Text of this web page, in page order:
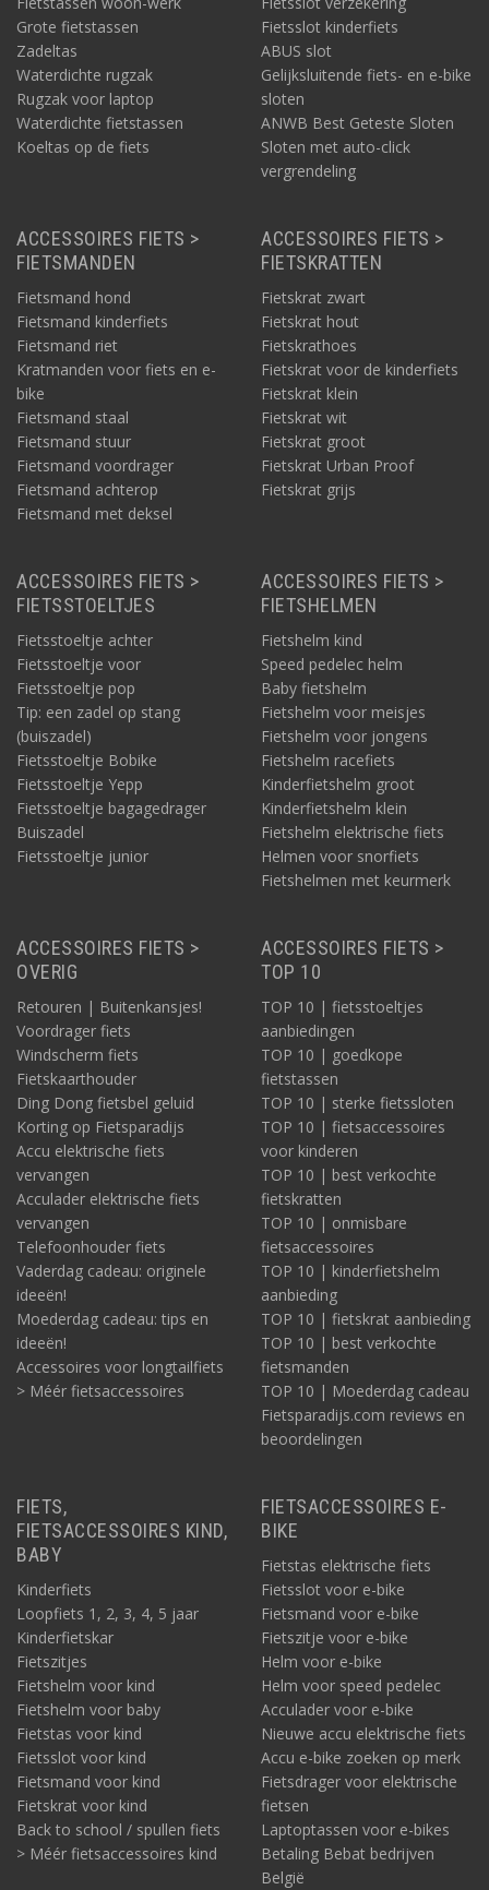
Grote fietstassen
Zadeltas
Waterdichte rugzak
Rugzak voor laptop
Waterdichte fietstassen
Koeltas op de fiets
Fietsslot kinderfiets
ABUS slot
Gelijksluitende fiets- en e-bike
sloten
ANWB Best Geteste Sloten
Sloten met auto-click
vergrendeling
ACCESSOIRES FIETS >
FIETSMANDEN
Fietsmand hond
Fietsmand kinderfiets
Fietsmand riet
Kratmanden voor fiets en e-
bike
Fietsmand staal
Fietsmand stuur
Fietsmand voordrager
Fietsmand achterop
Fietsmand met deksel
ACCESSOIRES FIETS >
FIETSKRATTEN
Fietskrat zwart
Fietskrat hout
Fietskrathoes
Fietskrat voor de kinderfiets
Fietskrat klein
Fietskrat wit
Fietskrat groot
Fietskrat Urban Proof
Fietskrat grijs
ACCESSOIRES FIETS >
FIETSSTOELTJES
Fietsstoeltje achter
Fietsstoeltje voor
Fietsstoeltje pop
Tip: een zadel op stang
(buiszadel)
Fietsstoeltje Bobike
Fietsstoeltje Yepp
Fietsstoeltje bagagedrager
Buiszadel
Fietsstoeltje junior
ACCESSOIRES FIETS >
FIETSHELMEN
Fietshelm kind
Speed pedelec helm
Baby fietshelm
Fietshelm voor meisjes
Fietshelm voor jongens
Fietshelm racefiets
Kinderfietshelm groot
Kinderfietshelm klein
Fietshelm elektrische fiets
Helmen voor snorfiets
Fietshelmen met keurmerk
ACCESSOIRES FIETS >
OVERIG
Retouren | Buitenkansjes!
Voordrager fiets
Windscherm fiets
Fietskaarthouder
Ding Dong fietsbel geluid
Korting op Fietsparadijs
Accu elektrische fiets
vervangen
Acculader elektrische fiets
vervangen
Telefoonhouder fiets
Vaderdag cadeau: originele
ideeën!
Moederdag cadeau: tips en
ideeën!
Accessoires voor longtailfiets
> Méér fietsaccessoires
ACCESSOIRES FIETS >
TOP 10
TOP 10 | fietsstoeltjes
aanbiedingen
TOP 10 | goedkope
fietstassen
TOP 10 | sterke fietssloten
TOP 10 | fietsaccessoires
voor kinderen
TOP 10 | best verkochte
fietskratten
TOP 10 | onmisbare
fietsaccessoires
TOP 10 | kinderfietshelm
aanbieding
TOP 10 | fietskrat aanbieding
TOP 10 | best verkochte
fietsmanden
TOP 10 | Moederdag cadeau
Fietsparadijs.com reviews en
beoordelingen
FIETS,
FIETSACCESSOIRES KIND,
BABY
Kinderfiets
Loopfiets 1, 2, 3, 4, 5 jaar
Kinderfietskar
Fietszitjes
Fietshelm voor kind
Fietshelm voor baby
Fietstas voor kind
Fietsslot voor kind
Fietsmand voor kind
Fietskrat voor kind
Back to school / spullen fiets
> Méér fietsaccessoires kind
FIETSACCESSOIRES E-
BIKE
Fietstas elektrische fiets
Fietsslot voor e-bike
Fietsmand voor e-bike
Fietszitje voor e-bike
Helm voor e-bike
Helm voor speed pedelec
Acculader voor e-bike
Nieuwe accu elektrische fiets
Accu e-bike zoeken op merk
Fietsdrager voor elektrische
fietsen
Laptoptassen voor e-bikes
Betaling Bebat bedrijven
België